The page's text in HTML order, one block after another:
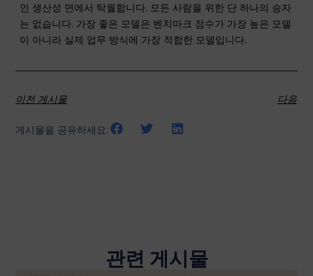
인 생산성 면에서 탁월합니다. 모든 사람을 위한 단 하나의 승자
는 없습니다. 가장 좋은 모델은 벤치마크 점수가 가장 높은 모델
이 아니라 실제 업무 방식에 가장 적합한 모델입니다.
이전 게시물 다음
게시물을 공유하세요:
관련 게시물